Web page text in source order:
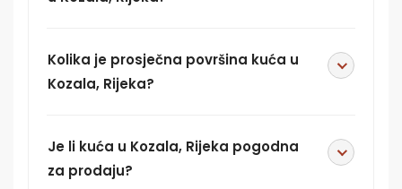
Kolika je prosječna površina kuća u
Kozala, Rijeka?
Je li kuća u Kozala, Rijeka pogodna
za prodaju?